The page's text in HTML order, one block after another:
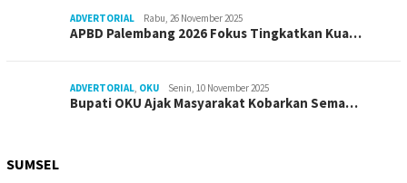
ADVERTORIAL Rabu, 26 November 2025
APBD Palembang 2026 Fokus Tingkatkan Kua…
ADVERTORIAL, OKU Senin, 10 November 2025
Bupati OKU Ajak Masyarakat Kobarkan Sema…
SUMSEL